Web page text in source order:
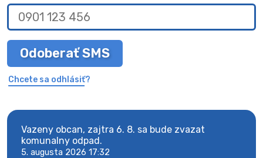
Odoberať SMS
Chcete sa odhlásiť?
Vazeny obcan, zajtra 6. 8. sa bude zvazat
komunalny odpad.
5. augusta 2026 17:32